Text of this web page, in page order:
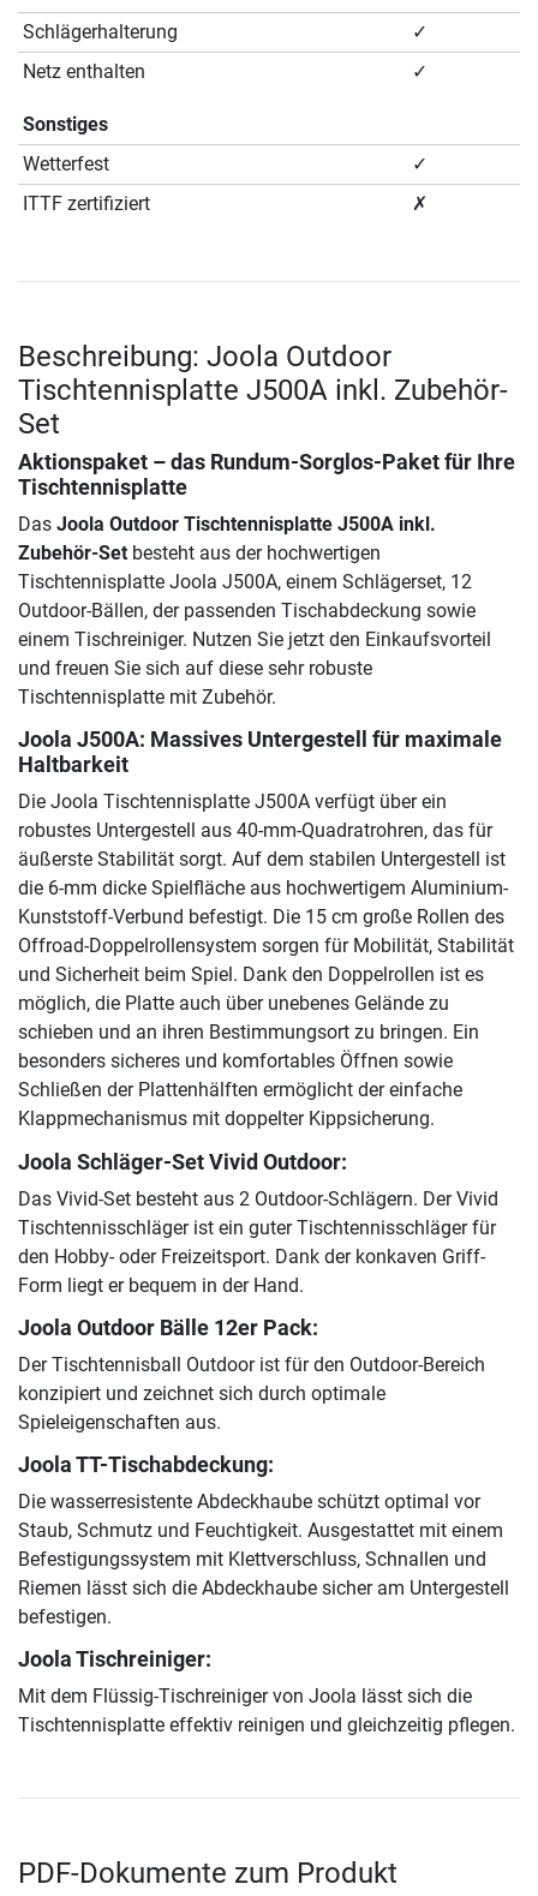
Schlägerhalterung
✓
Netz enthalten
✓
Sonstiges
Wetterfest
✓
ITTF zertifiziert
✗
Beschreibung: Joola Outdoor
Tischtennisplatte J500A inkl. Zubehör-
Set
Aktionspaket – das Rundum-Sorglos-Paket für Ihre
Tischtennisplatte
Das Joola Outdoor Tischtennisplatte J500A inkl.
Zubehör-Set besteht aus der hochwertigen
Tischtennisplatte Joola J500A, einem Schlägerset, 12
Outdoor-Bällen, der passenden Tischabdeckung sowie
einem Tischreiniger. Nutzen Sie jetzt den Einkaufsvorteil
und freuen Sie sich auf diese sehr robuste
Tischtennisplatte mit Zubehör.
Joola J500A: Massives Untergestell für maximale
Haltbarkeit
Die Joola Tischtennisplatte J500A verfügt über ein
robustes Untergestell aus 40-mm-Quadratrohren, das für
äußerste Stabilität sorgt. Auf dem stabilen Untergestell ist
die 6-mm dicke Spielfläche aus hochwertigem Aluminium-
Kunststoff-Verbund befestigt. Die 15 cm große Rollen des
Offroad-Doppelrollensystem sorgen für Mobilität, Stabilität
und Sicherheit beim Spiel. Dank den Doppelrollen ist es
möglich, die Platte auch über unebenes Gelände zu
schieben und an ihren Bestimmungsort zu bringen. Ein
besonders sicheres und komfortables Öffnen sowie
Schließen der Plattenhälften ermöglicht der einfache
Klappmechanismus mit doppelter Kippsicherung.
Joola Schläger-Set Vivid Outdoor:
Das Vivid-Set besteht aus 2 Outdoor-Schlägern. Der Vivid
Tischtennisschläger ist ein guter Tischtennisschläger für
den Hobby- oder Freizeitsport. Dank der konkaven Griff-
Form liegt er bequem in der Hand.
Joola Outdoor Bälle 12er Pack:
Der Tischtennisball Outdoor ist für den Outdoor-Bereich
konzipiert und zeichnet sich durch optimale
Spieleigenschaften aus.
Joola TT-Tischabdeckung:
Die wasserresistente Abdeckhaube schützt optimal vor
Staub, Schmutz und Feuchtigkeit. Ausgestattet mit einem
Befestigungssystem mit Klettverschluss, Schnallen und
Riemen lässt sich die Abdeckhaube sicher am Untergestell
befestigen.
Joola Tischreiniger:
Mit dem Flüssig-Tischreiniger von Joola lässt sich die
Tischtennisplatte effektiv reinigen und gleichzeitig pflegen.
PDF-Dokumente zum Produkt